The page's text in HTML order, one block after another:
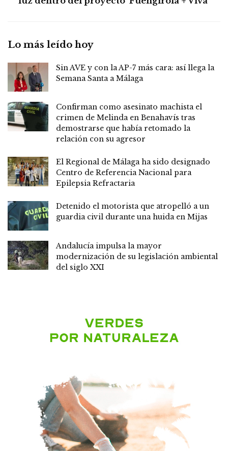
Lo más leído hoy
Sin AVE y con la AP-7 más cara: así llega la
Semana Santa a Málaga
Confirman como asesinato machista el
crimen de Melinda en Benahavís tras
demostrarse que había retomado la
relación con su agresor
El Regional de Málaga ha sido designado
Centro de Referencia Nacional para
Epilepsia Refractaria
Detenido el motorista que atropelló a un
guardia civil durante una huida en Mijas
Andalucía impulsa la mayor
modernización de su legislación ambiental
del siglo XXI